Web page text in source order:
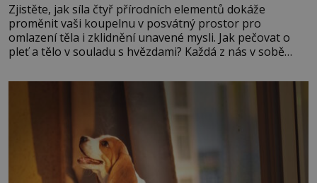
Zjistěte, jak síla čtyř přírodních elementů dokáže
proměnit vaši koupelnu v posvátný prostor pro
omlazení těla i zklidnění unavené mysli. Jak pečovat o
pleť a tělo v souladu s hvězdami? Každá z nás v sobě
povaze, ale i v potřebách naší pokožky. Ohnivá znamení
Ženy narozené ve znamení Berana, Lva a Střelce v sobě
nesou žár, odvahu a neutuchající elán. Vaše